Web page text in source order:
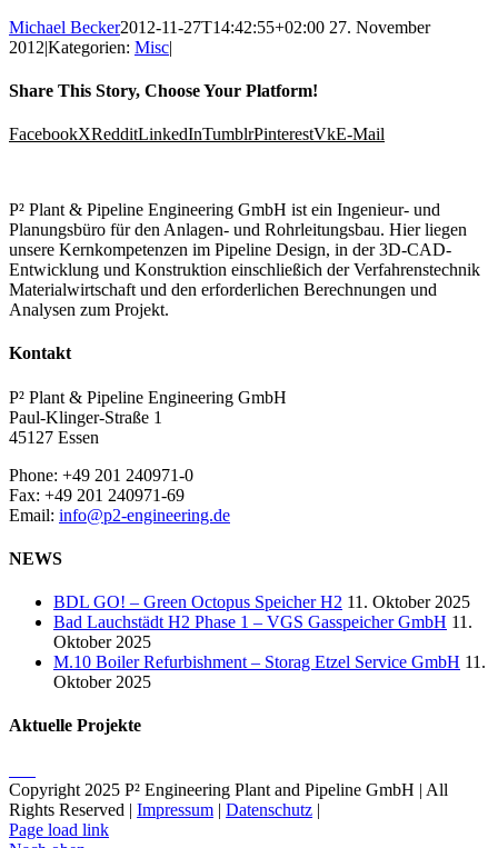
Michael Becker2012-11-27T14:42:55+02:00 27. November
2012|Kategorien: Misc|
Share This Story, Choose Your Platform!
FacebookXRedditLinkedInTumblrPinterestVkE-Mail
P² Plant & Pipeline Engineering GmbH ist ein Ingenieur- und
Planungsbüro für den Anlagen- und Rohrleitungsbau. Hier liegen
unsere Kernkompetenzen im Pipeline Design, in der 3D-CAD-
Entwicklung und Konstruktion einschließich der Verfahrenstechnik
Materialwirtschaft und den erforderlichen Berechnungen und
Analysen zum Projekt.
Kontakt
P² Plant & Pipeline Engineering GmbH
Paul-Klinger-Straße 1
45127 Essen
Phone: +49 201 240971-0
Fax: +49 201 240971-69
Email: info@p2-engineering.de
NEWS
BDL GO! – Green Octopus Speicher H2 11. Oktober 2025
Bad Lauchstädt H2 Phase 1 – VGS Gasspeicher GmbH 11.
Oktober 2025
M.10 Boiler Refurbishment – Storag Etzel Service GmbH 11.
Oktober 2025
Aktuelle Projekte
Copyright 2025 P² Engineering Plant and Pipeline GmbH | All
Rights Reserved | Impressum | Datenschutz |
Page load link